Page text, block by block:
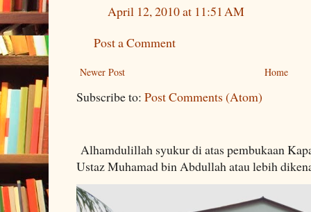
April 12, 2010 at 11:51 AM
Post a Comment
Newer Post Home
Subscribe to: Post Comments (Atom)
Alhamdulillah syukur di atas pembukaan
Ustaz Muhamad bin Abdullah atau lebih